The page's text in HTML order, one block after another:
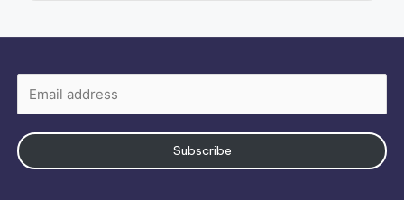
Subscribe